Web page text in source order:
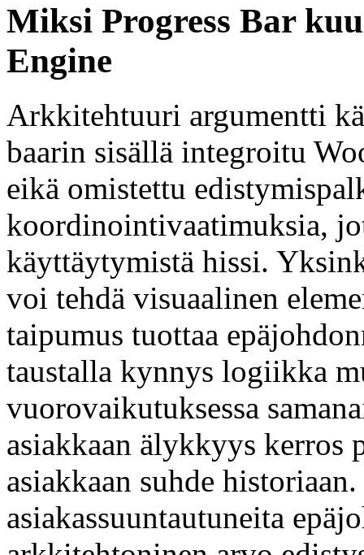
Miksi Progress Bar
Engine
Arkkitehtuuri argumentti
baarin sisällä integroitu
eikä omistettu
koordinointivaatimuksia,
käyttäytymistä hissi.
voi tehdä visuaalinen
taipumus tuottaa
taustalla kynnys logiikka
vuorovaikutuksessa
asiakkaan älykkyys kerros
asiakkaan suhde
asiakassuuntautuneita